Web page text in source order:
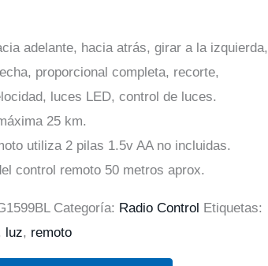
adelante, hacia atrás, girar a la izquierda,
proporcional completa, recorte,
luces LED, control de luces.
25 km.
utiliza 2 pilas 1.5v AA no incluidas.
control remoto 50 metros aprox.
Categoría: Radio Control Etiquetas:
luz, remoto